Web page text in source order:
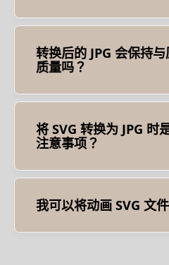
图像。当您需要在 JPG 为首
中，可能需要将 SVG 转换为
转换后的 JPG 会保持
质量吗？
转换期间使用的设置以及图像
SVG 相比，可能会有一些质
包含文本或精细细节时。
将 SVG 转换为 JPG 时
注意事项？
杂性、转换过程中可能丢失的
原始 SVG 图像或生成的 JPG
制。
我可以将动画 SVG 文
画，它们将不会保留在转换后